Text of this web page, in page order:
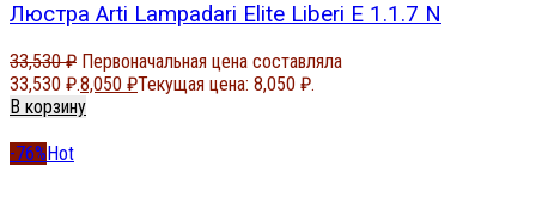
Люстра Arti Lampadari Elite Liberi E 1.1.7 N
33,530₽ Первоначальная цена составляла
33,530 ₽.8,050 ₽Текущая цена: 8,050 ₽.
В корзину
-76%Hot